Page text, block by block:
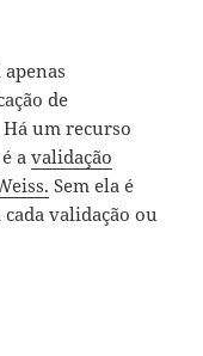
de
um recurso
é avalidação
Sem ela é
validação ou